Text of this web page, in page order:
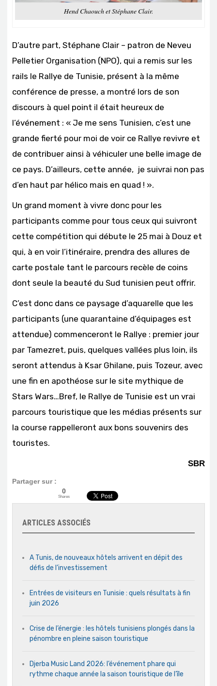
Hend Chaouch et Stéphane Clair.
D’autre part, Stéphane Clair – patron de Neveu
Pelletier Organisation (NPO), qui a remis sur les
rails le Rallye de Tunisie, présent à la même
conférence de presse, a montré lors de son
discours à quel point il était heureux de
l’événement : « Je me sens Tunisien, c’est une
grande fierté pour moi de voir ce Rallye revivre et
de contribuer ainsi à véhiculer une belle image de
ce pays. D’ailleurs, cette année, je suivrai non pas
d’en haut par hélico mais en quad ! ».
Un grand moment à vivre donc pour les
participants comme pour tous ceux qui suivront
cette compétition qui débute le 25 mai à Douz et
qui, à en voir l’itinéraire, prendra des allures de
carte postale tant le parcours recèle de coins
dont seule la beauté du Sud tunisien peut offrir.
C’est donc dans ce paysage d’aquarelle que les
participants (une quarantaine d’équipages est
attendue) commenceront le Rallye : premier jour
par Tamezret, puis, quelques vallées plus loin, ils
seront attendus à Ksar Ghilane, puis Tozeur, avec
une fin en apothéose sur le site mythique de
Stars Wars…Bref, le Rallye de Tunisie est un vrai
parcours touristique que les médias présents sur
la course rappelleront aux bons souvenirs des
touristes.
SBR
Partager sur :
0
Shares
ARTICLES ASSOCIÉS
A Tunis, de nouveaux hôtels arrivent en dépit des
défis de l’investissement
Entrées de visiteurs en Tunisie : quels résultats à fin
juin 2026
Crise de l’énergie : les hôtels tunisiens plongés dans la
pénombre en pleine saison touristique
Djerba Music Land 2026: l’événement phare qui
rythme chaque année la saison touristique de l’île